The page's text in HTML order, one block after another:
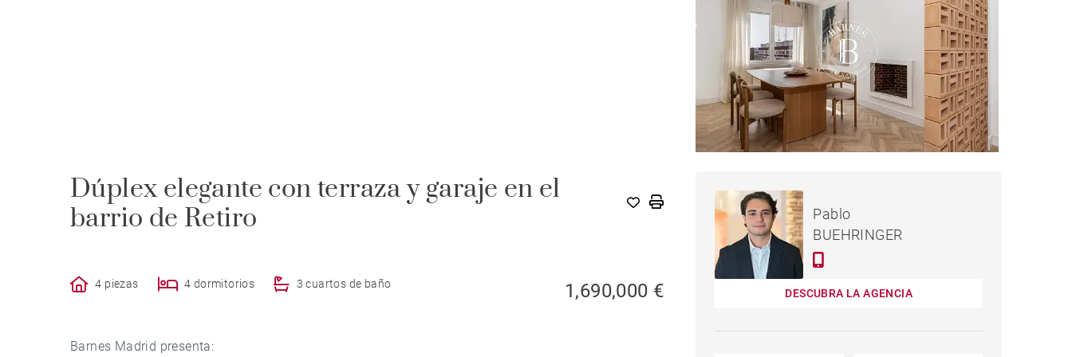
Dúplex elegante con terraza y garaje en el
barrio de Retiro
4 piezas 4 dormitorios 3 cuartos de baño 1,690,000 €
Barnes Madrid presenta:
PISO MADRID - 254 M²
Pablo
BUEHRINGER
DESCUBRA LA AGENCIA